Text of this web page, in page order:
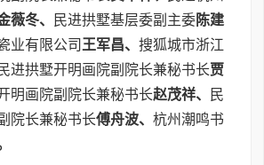
薇冬、 民进拱墅基层委副主委陈建
业有限公司 王军昌、 搜狐城市浙江
民进拱墅开明画院副院长兼秘书长贾
明画院副院长兼秘书长赵茂祥、
民
院长兼秘书长傅舟波、 杭州潮鸣书